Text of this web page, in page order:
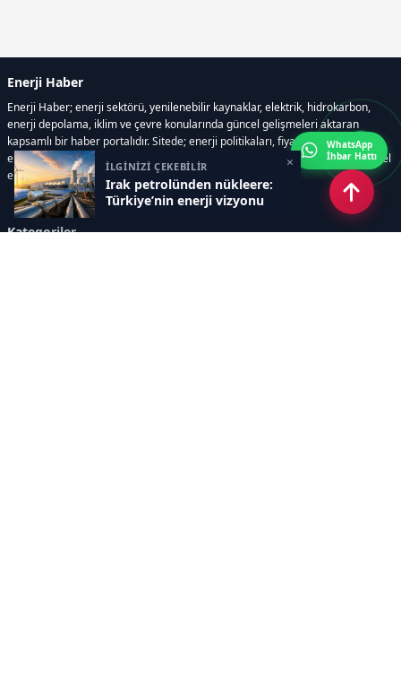
İLGİNİZİ ÇEKEBİLİR
Irak petrolünden nükleere:
Türkiye’nin enerji vizyonu
×
Enerji Haber
Enerji Haber; enerji sektörü, yenilenebilir kaynaklar, elektrik, hidrokarbon,
enerji depolama, iklim ve çevre konularında güncel gelişmeleri aktaran
kapsamlı bir haber portalıdır. Sitede; enerji politikaları, fiyat hareketleri,
elektrik kesintileri, yeni teknolojiler, nükleer enerji, elektrikli araçlar ve küresel
enerji krizleri gibi başlıklar öne çıkar.
Kategoriler
WhatsApp
İhbar Hattı